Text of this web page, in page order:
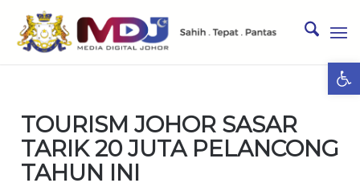
TOURISM JOHOR SASAR
TARIK 20 JUTA PELANCONG
TAHUN INI